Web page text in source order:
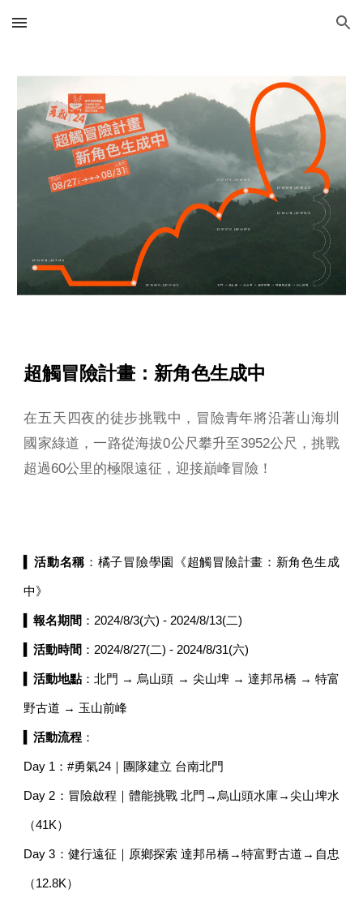
Skip to main content Skip to navigation
超觸冒險計畫：新角色生成中
在五天四夜的徒步挑戰中，冒險青年將沿著山海圳
國家綠道，一路從海拔0公尺攀升至3952公尺，挑戰
超過60公里的極限遠征，迎接巔峰冒險！
活動名稱 ：橘子冒險學園《超觸冒險計畫：新角色生成
中》
▍報名期間 ：2024/8/3(六) - 2024/8/13(二)
▍活動時間 ：2024/8/27(二) - 2024/8/31(六)
▍活動地點 ：北門 → 烏山頭 → 尖山埤 → 達邦吊橋 → 特富
野古道 → 玉山前峰
▍活動流程 ：
Day 1：#勇氣24｜團隊建立 台南北門
Day 2：冒險啟程｜體能挑戰 北門→烏山頭水庫→尖山埤水
（41K）
Day 3：健行遠征｜原鄉探索 達邦吊橋→特富野古道→自忠
（12.8K）